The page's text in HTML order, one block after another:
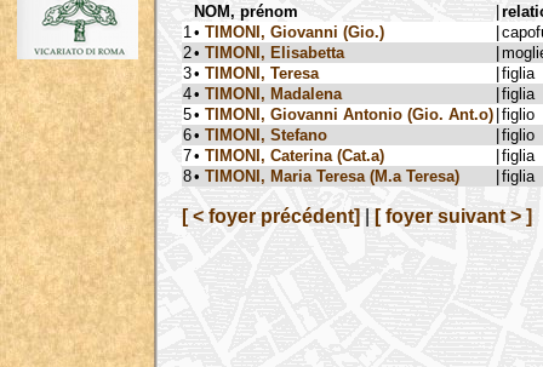
NOM, prénom |
1 • TIMONI, Giovanni (Gio.) |
2• TIMONI, Elisabetta |
3• TIMONI, Teresa |figlia
4• TIMONI, Madalena |figlia
5• TIMONI, Giovanni Antonio (Gio. Ant.o) |figlio
6• TIMONI, Stefano |figlio
7• TIMONI, Caterina (Cat.a) |figlia
8• TIMONI, Maria Teresa (M.a Teresa) |figlia
[ < foyer précédent] [ foyer suivant > ]